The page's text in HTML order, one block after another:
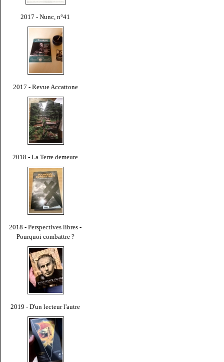
2017 - Nunc, n°41
2017 - Revue Accattone
2018 - La Terre demeure
2018 - Perspectives libres -
Pourquoi combattre ?
2019 - D'un lecteur l'autre